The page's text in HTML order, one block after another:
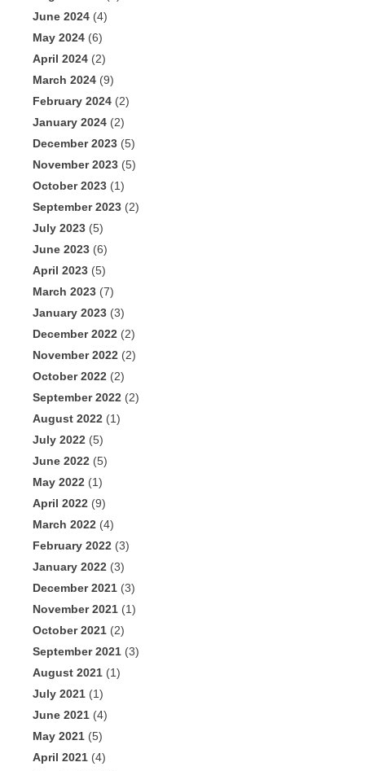
June 2024 (4)
May 2024 (6)
April 2024 (2)
March 2024 (9)
February 2024 (2)
January 2024 (2)
December 2023 (5)
November 2023 (5)
October 2023 (1)
September 2023 (2)
July 2023 (5)
June 2023 (6)
April 2023 (5)
March 2023 (7)
January 2023 (3)
December 2022 (2)
November 2022 (2)
October 2022 (2)
September 2022 (2)
August 2022 (1)
July 2022 (5)
June 2022 (5)
May 2022 (1)
April 2022 (9)
March 2022 (4)
February 2022 (3)
January 2022 (3)
December 2021 (3)
November 2021 (1)
October 2021 (2)
September 2021 (3)
August 2021 (1)
July 2021 (1)
June 2021 (4)
May 2021 (5)
April 2021 (4)